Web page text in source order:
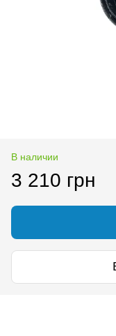
В наличии
3 210 грн